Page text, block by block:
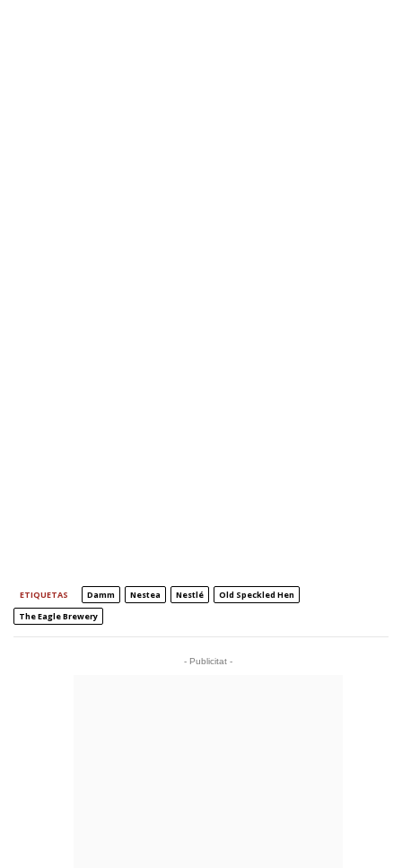
ETIQUETAS Damm Nestea Nestlé
Old Speckled Hen
The Eagle Brewery
- Publicitat -